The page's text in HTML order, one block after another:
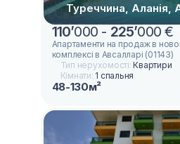
Туреччина, Аланія,
110’000 - 225’000 €
Апартаменти на продаж в
комплексі в Авсалларі (01143)
Тип нерухомості:Квартири
Кімнати: 1 спальня
48-130м²